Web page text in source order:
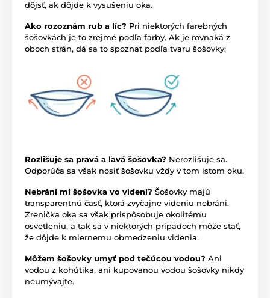
dôjsť, ak dôjde k vysušeniu oka.
Ako rozoznám rub a líc? Pri niektorých farebných
šošovkách je to zrejmé podľa farby. Ak je rovnaká z
oboch strán, dá sa to spoznať podľa tvaru šošovky:
Rozlišuje sa pravá a ľavá šošovka? Nerozlišuje sa.
Odporúča sa však nosiť šošovku vždy v tom istom oku.
Nebráni mi šošovka vo videní? Šošovky majú
transparentnú časť, ktorá zvyčajne videniu nebráni.
Zrenička oka sa však prispôsobuje okolitému
osvetleniu, a tak sa v niektorých prípadoch môže stať,
že dôjde k miernemu obmedzeniu videnia.
Môžem šošovky umyť pod tečúcou vodou? Ani
vodou z kohútika, ani kupovanou vodou šošovky nikdy
neumývajte.